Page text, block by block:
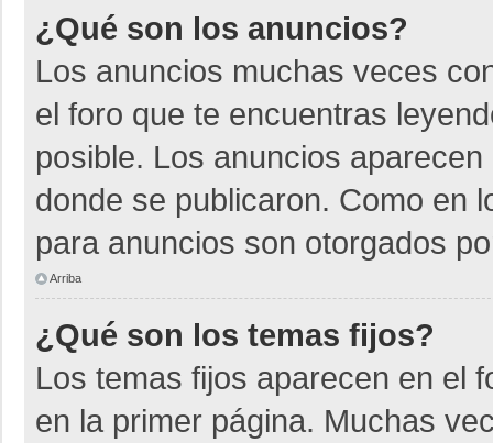
¿Qué son los anuncios?
Los anuncios muchas veces
el foro que te encuentras
posible. Los anuncios
donde se publicaron. Como en
para anuncios son otorgados
Arriba
¿Qué son los temas fijos?
Los temas fijos aparecen en el
en la primer página. Muchas